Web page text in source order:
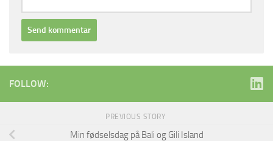
FOLLOW:
PREVIOUS STORY
Min fødselsdag på Bali og Gili Island